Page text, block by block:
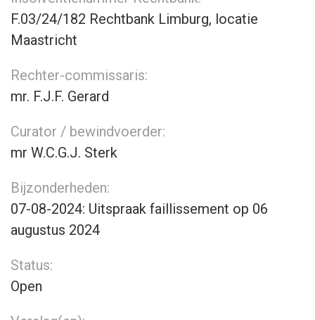
F.03/24/182 Rechtbank Limburg, locatie
Maastricht
Rechter-commissaris:
mr. F.J.F. Gerard
Curator / bewindvoerder:
mr W.C.G.J. Sterk
Bijzonderheden:
07-08-2024: Uitspraak faillissement op 06
augustus 2024
Status:
Open